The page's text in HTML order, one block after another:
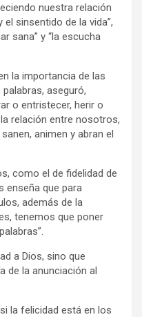
nuestra relación
sinsentido de la vida”,
sana” y “la escucha
la importancia de las
palabras, aseguró,
o entristecer, herir o
relación entre nosotros,
animen y abran el
como el de fidelidad de
enseña que para
además de la
tenemos que poner
a Dios, sino que
de la anunciación al
la felicidad está en los